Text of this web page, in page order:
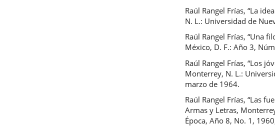
Raúl Rangel Frías, “La
N. L.: Universidad de
Raúl Rangel Frías, “Una
México, D. F.: Año 3,
Raúl Rangel Frías, “Los
Monterrey, N. L.:
marzo de 1964.
Raúl Rangel Frías, “Las
Armas y Letras,
Época, Año 8, No. 1,